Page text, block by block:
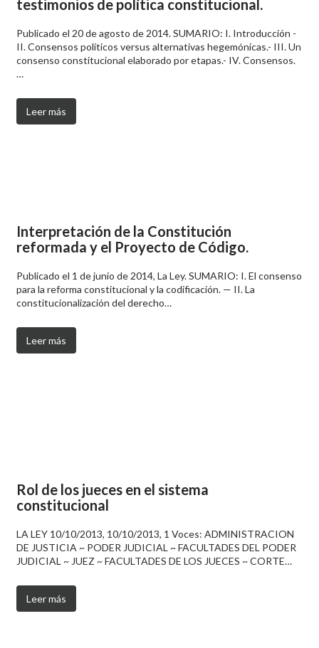
testimonios de política constitucional.
Publicado el 20 de agosto de 2014. SUMARIO: I. Introducción -
II. Consensos políticos versus alternativas hegemónicas.- III. Un
consenso constitucional elaborado por etapas.- IV. Consensos.
…
Leer más
Interpretación de la Constitución
reformada y el Proyecto de Código.
Publicado el 1 de junio de 2014, La Ley. SUMARIO: I. El consenso
para la reforma constitucional y la codificación. — II. La
constitucionalización del derecho…
Leer más
Rol de los jueces en el sistema
constitucional
LA LEY 10/10/2013, 10/10/2013, 1 Voces: ADMINISTRACION
DE JUSTICIA ~ PODER JUDICIAL ~ FACULTADES DEL PODER
JUDICIAL ~ JUEZ ~ FACULTADES DE LOS JUECES ~ CORTE…
Leer más